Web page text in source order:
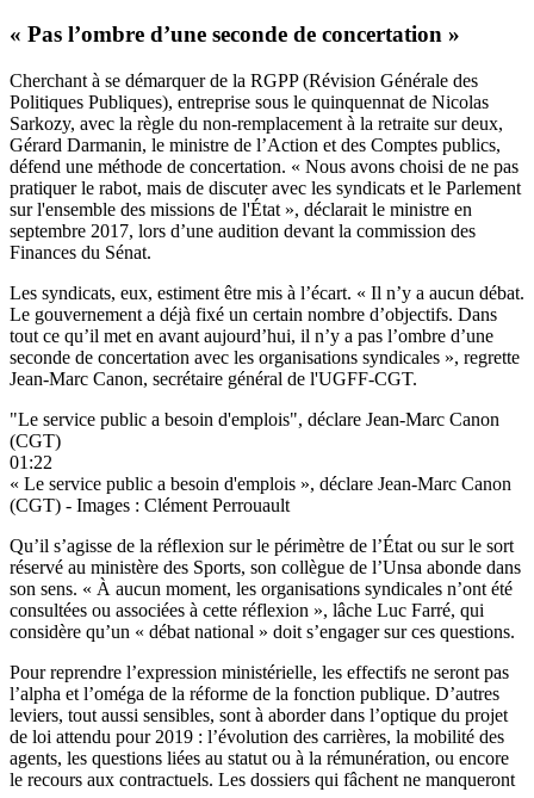
« Pas l’ombre d’une seconde de concertation »
Cherchant à se démarquer de la RGPP (Révision Générale des
Politiques Publiques), entreprise sous le quinquennat de Nicolas
Sarkozy, avec la règle du non-remplacement à la retraite sur deux,
Gérard Darmanin, le ministre de l’Action et des Comptes publics,
défend une méthode de concertation. « Nous avons choisi de ne pas
pratiquer le rabot, mais de discuter avec les syndicats et le Parlement
sur l'ensemble des missions de l'État », déclarait le ministre en
septembre 2017, lors d’une audition devant la commission des
Finances du Sénat.
Les syndicats, eux, estiment être mis à l’écart. « Il n’y a aucun débat.
Le gouvernement a déjà fixé un certain nombre d’objectifs. Dans
tout ce qu’il met en avant aujourd’hui, il n’y a pas l’ombre d’une
seconde de concertation avec les organisations syndicales », regrette
Jean-Marc Canon, secrétaire général de l'UGFF-CGT.
"Le service public a besoin d'emplois", déclare Jean-Marc Canon
(CGT)
01:22
« Le service public a besoin d'emplois », déclare Jean-Marc Canon
(CGT) - Images : Clément Perrouault
Qu’il s’agisse de la réflexion sur le périmètre de l’État ou sur le sort
réservé au ministère des Sports, son collègue de l’Unsa abonde dans
son sens. « À aucun moment, les organisations syndicales n’ont été
consultées ou associées à cette réflexion », lâche Luc Farré, qui
considère qu’un « débat national » doit s’engager sur ces questions.
Pour reprendre l’expression ministérielle, les effectifs ne seront pas
l’alpha et l’oméga de la réforme de la fonction publique. D’autres
leviers, tout aussi sensibles, sont à aborder dans l’optique du projet
de loi attendu pour 2019 : l’évolution des carrières, la mobilité des
agents, les questions liées au statut ou à la rémunération, ou encore
le recours aux contractuels. Les dossiers qui fâchent ne manqueront